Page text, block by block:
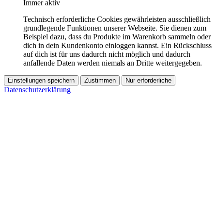
Immer aktiv
Technisch erforderliche Cookies gewährleisten ausschließlich
grundlegende Funktionen unserer Webseite. Sie dienen zum
Beispiel dazu, dass du Produkte im Warenkorb sammeln oder
dich in dein Kundenkonto einloggen kannst. Ein Rückschluss
auf dich ist für uns dadurch nicht möglich und dadurch
anfallende Daten werden niemals an Dritte weitergegeben.
Einstellungen speichern Zustimmen Nur erforderliche
Datenschutzerklärung